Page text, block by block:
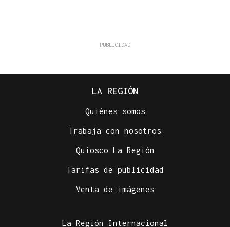
LA REGIÓN
Quiénes somos
Trabaja con nosotros
Quiosco La Región
Tarifas de publicidad
Venta de imágenes
La Región Internacional